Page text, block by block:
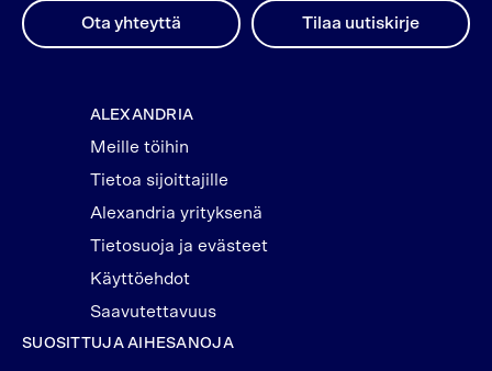
Ota yhteyttä Tilaa uutiskirje
ALEXANDRIA
Meille töihin
Tietoa sijoittajille
Alexandria yrityksenä
Tietosuoja ja evästeet
Käyttöehdot
Saavutettavuus
SUOSITTUJA AIHESANOJA